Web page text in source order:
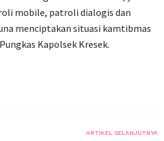
mobile, patroli dialogis dan
menciptakan situasi kamtibmas
Kapolsek Kresek.
ARTIKEL SELANJUTNYA